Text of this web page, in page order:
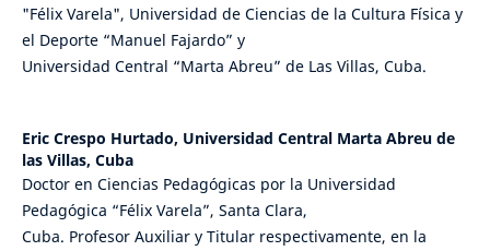
"Félix Varela", Universidad de Ciencias de la Cultura Física y
el Deporte “Manuel Fajardo” y
Universidad Central “Marta Abreu” de Las Villas, Cuba.
Eric Crespo Hurtado, Universidad Central Marta Abreu de
las Villas, Cuba
Doctor en Ciencias Pedagógicas por la Universidad
Pedagógica “Félix Varela”, Santa Clara,
Cuba. Profesor Auxiliar y Titular respectivamente, en la